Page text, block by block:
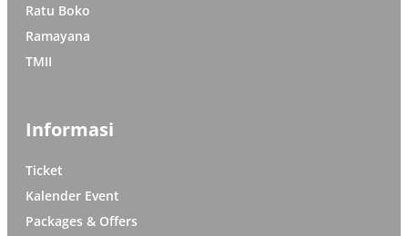
Ratu Boko
Ramayana
TMII
Informasi
Ticket
Kalender Event
Packages & Offers